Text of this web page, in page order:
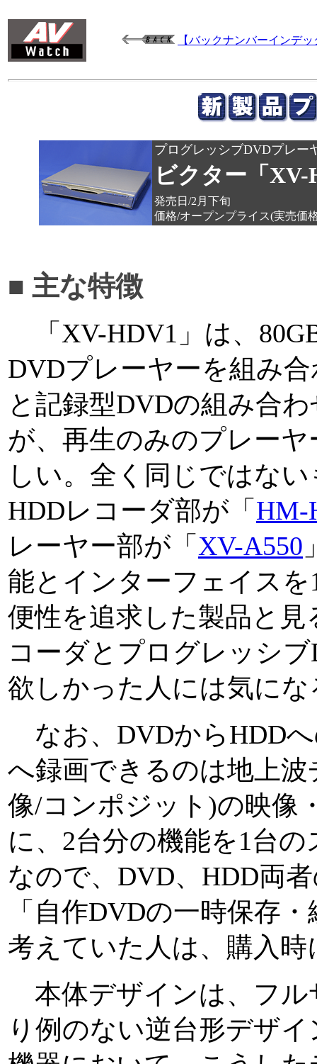
【バックナンバーインデ
プログレッシブDVDプレー
ビクター「XV-
発売日/2月下旬
価格/オープンプライス(実売価
■ 主な特徴
「XV-HDV1」は、
DVDプレーヤーを組み
と記録型DVDの組み合
が、再生のみのプレー
しい。全く同じではな
HDDレコーダ部が「 HM-
レーヤー部が「 XV-A550
能とインターフェイス
便性を追求した製品と
コーダとプログレッシ
欲しかった人には気に
なお、DVDからHDD
へ録画できるのは地上
像/コンポジット)の映像
に、2台分の機能を1台
なので、DVD、HDD両
「自作DVDの一時保存
考えていた人は、購入
本体デザインは、フル
り例のない逆台形デザ